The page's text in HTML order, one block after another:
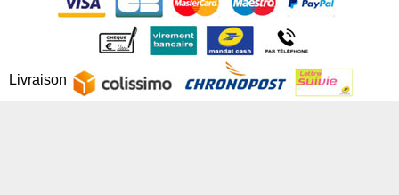
Livraison